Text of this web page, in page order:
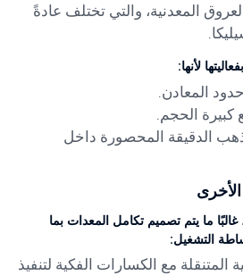
المعدنية، والتي تختلف عادةً
لأنها:
المعادن.
الحجم.
الدقيقة المحصورة داخل
ما يتم تصميم تكامل المعدات بما
التشغيل:
مع الكسارات الفكية لتنفيذ